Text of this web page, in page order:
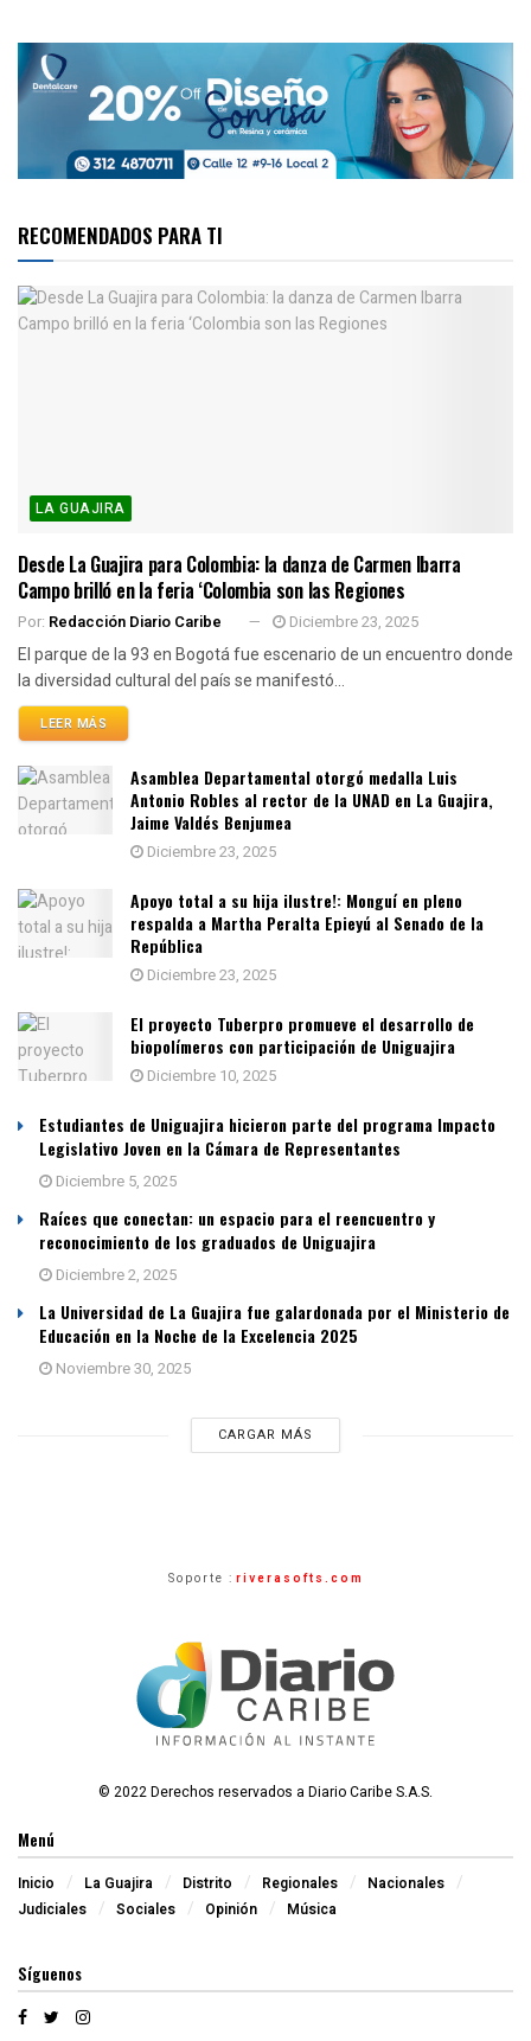
RECOMENDADOS PARA TI
LA GUAJIRA
Desde La Guajira para Colombia: la danza de Carmen Ibarra
Campo brilló en la feria ‘Colombia son las Regiones
Por: Redacción Diario Caribe Diciembre 23, 2025
El parque de la 93 en Bogotá fue escenario de un encuentro donde
la diversidad cultural del país se manifestó...
LEER MÁS
Asamblea Departamental otorgó medalla Luis
Antonio Robles al rector de la UNAD en La Guajira,
Jaime Valdés Benjumea
Diciembre 23, 2025
Apoyo total a su hija ilustre!: Monguí en pleno
respalda a Martha Peralta Epieyú al Senado de la
República
Diciembre 23, 2025
El proyecto Tuberpro promueve el desarrollo de
biopolímeros con participación de Uniguajira
Diciembre 10, 2025
Estudiantes de Uniguajira hicieron parte del programa Impacto
Legislativo Joven en la Cámara de Representantes
Diciembre 5, 2025
Raíces que conectan: un espacio para el reencuentro y
reconocimiento de los graduados de Uniguajira
Diciembre 2, 2025
La Universidad de La Guajira fue galardonada por el Ministerio de
Educación en la Noche de la Excelencia 2025
Noviembre 30, 2025
CARGAR MÁS
Soporte : riverasofts.com
© 2022 Derechos reservados a Diario Caribe S.A.S.
Menú
Inicio La Guajira Distrito Regionales
Nacionales
Judiciales
Sociales Opinión Música
Síguenos